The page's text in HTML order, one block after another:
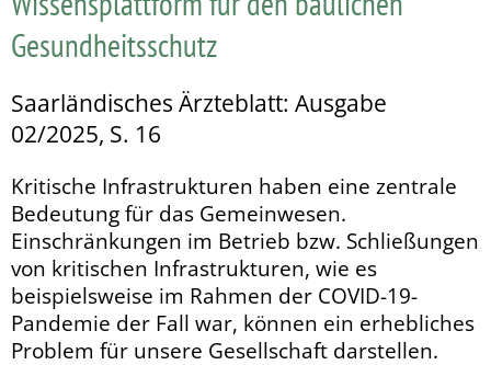
Gesundheitsschutz
Saarländisches Ärzteblatt: Ausgabe
02/2025, S. 16
Kritische Infrastrukturen haben eine zentrale
Bedeutung für das Gemeinwesen.
Einschränkungen im Betrieb bzw. Schlie­ßungen
von kritischen Infrastrukturen, wie es
beispielsweise im Rahmen der COVID-19-
Pandemie der Fall war, können ein erhebliches
Problem für unsere Gesellschaft darstellen.